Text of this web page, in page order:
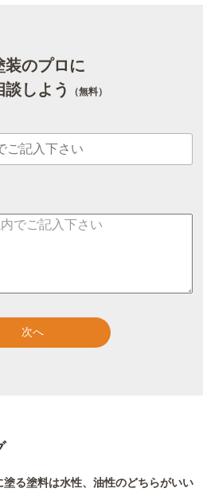
装のプロに
しよう （無料）
塗る塗料は水性、油性のどちらがいい